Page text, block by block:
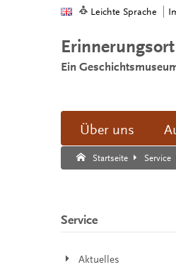
Leichte Sprache
Ein
Über uns
Startseite Service
Suche:
Suche Ende.
Service
Aktuelles